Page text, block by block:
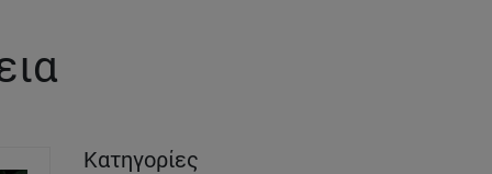
Κατηγορίες